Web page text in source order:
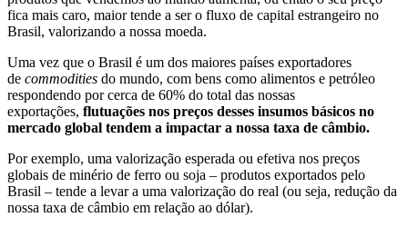
fica mais caro, maior tende a ser o fluxo de capital estrangeiro no
Brasil, valorizando a nossa moeda.
Uma vez que o Brasil é um dos maiores países exportadores
de commodities do mundo, com bens como alimentos e petróleo
respondendo por cerca de 60% do total das nossas
exportações, flutuações nos preços desses insumos básicos no
mercado global tendem a impactar a nossa taxa de câmbio.
Por exemplo, uma valorização esperada ou efetiva nos preços
globais de minério de ferro ou soja – produtos exportados pelo
Brasil – tende a levar a uma valorização do real (ou seja, redução da
nossa taxa de câmbio em relação ao dólar).